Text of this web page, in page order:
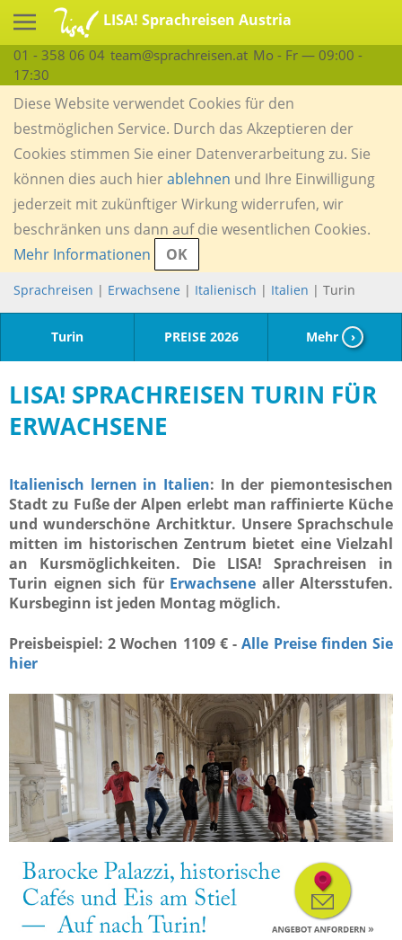
LISA! Sprachreisen Austria
01 - 358 06 04 team@sprachreisen.at Mo - Fr — 09:00 -
17:30
Diese Website verwendet Cookies für den
bestmöglichen Service. Durch das Akzeptieren der
Cookies stimmen Sie einer Datenverarbeitung zu. Sie
können dies auch hierablehnen und Ihre Einwilligung
jederzeit mit zukünftiger Wirkung widerrufen, wir
beschränken uns dann auf die wesentlichen Cookies.
Mehr Informationen
OK
Sprachreisen | Erwachsene | Italienisch | Italien | Turin
Turin PREISE 2026 Mehr ›
LISA! SPRACHREISEN TURIN FÜR
ERWACHSENE
Italienisch lernen in Italien: In der piemontesischen
Stadt zu Fuße der Alpen erlebt man raffinierte Küche
und wunderschöne Architktur. Unsere Sprachschule
mitten im historischen Zentrum bietet eine Vielzahl
an Kursmöglichkeiten. Die LISA! Sprachreisen in
Turin eignen sich für Erwachsene aller Altersstufen.
Kursbeginn ist jeden Montag möglich.
Preisbeispiel: 2 Wochen 1109 € -Alle Preise finden Sie
hier